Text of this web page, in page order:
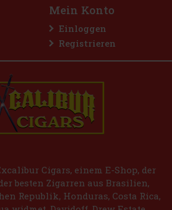
Mein Konto
Einloggen
Registrieren
Cigars, einem E-Shop, der
besten Zigarren aus Brasilien,
Republik, Honduras, Costa Rica,